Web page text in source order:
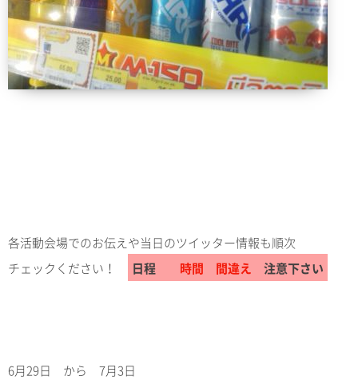
各活動会場でのお伝えや当日のツイッター情報も順次
チェックください！
日程 時間 間違え 注意下さい
6月29日 から 7月3日